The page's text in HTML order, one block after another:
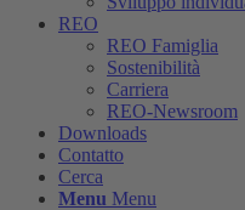
REO
REO Famiglia
Sostenibilità
Carriera
REO-Newsroom
Downloads
Contatto
Cerca
Menu Menu